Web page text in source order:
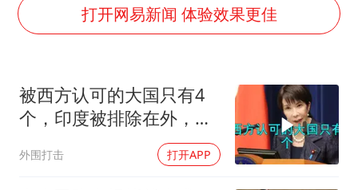
欧阳娜娜窦靖童好搭
“新疆阿勒泰八月能滑雪”不实
夯实基础开新局
打开网易新闻 体验效果更佳
被西方认可的大国只有4
个，印度被排除在外，为
外围打击 打开APP